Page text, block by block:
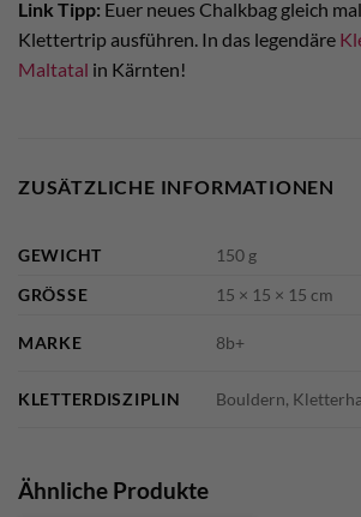
Link Tipp: Euer neues Chalkbag gleich
Klettertrip ausführen. In das legendäre
Maltatal in Kärnten!
ZUSÄTZLICHE INFORMATIONEN
GEWICHT
150 g
GRÖSSE
15 × 15 × 15 cm
MARKE 8b+
KLETTERDISZIPLIN Bouldern,
Ähnliche Produkte